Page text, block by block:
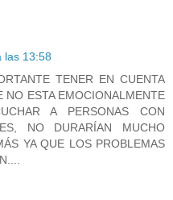
las 13:58
TENER EN CUENTA
NO ESTA EMOCIONALMENTE
A PERSONAS CON
NO DURARÍAN MUCHO
YA QUE LOS PROBLEMAS